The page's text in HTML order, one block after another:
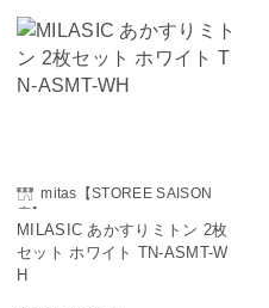
mitas【STOREE SAISON
店】
MILASIC あかすりミトン 2枚
セット ホワイト TN-ASMT-W
H